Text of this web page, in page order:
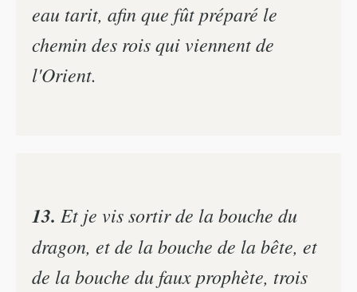
eau tarit, afin que fût préparé le
chemin des rois qui viennent de
l'Orient.
13. Et je vis sortir de la bouche du
dragon, et de la bouche de la bête, et
de la bouche du faux prophète, trois